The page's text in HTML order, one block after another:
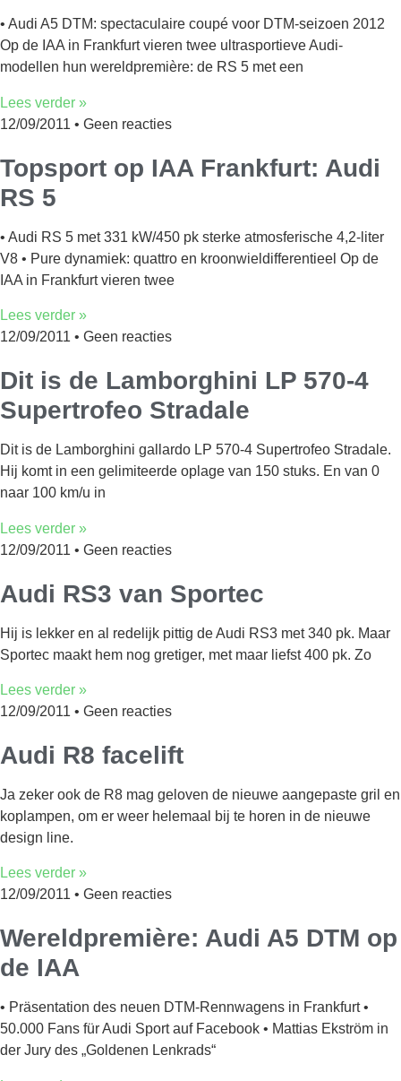
• Audi A5 DTM: spectaculaire coupé voor DTM-seizoen 2012
Op de IAA in Frankfurt vieren twee ultrasportieve Audi-
modellen hun wereldpremière: de RS 5 met een
Lees verder »
12/09/2011
Geen reacties
Topsport op IAA Frankfurt: Audi
RS 5
• Audi RS 5 met 331 kW/450 pk sterke atmosferische 4,2-liter
V8 • Pure dynamiek: quattro en kroonwieldifferentieel Op de
IAA in Frankfurt vieren twee
Lees verder »
12/09/2011
Geen reacties
Dit is de Lamborghini LP 570-4
Supertrofeo Stradale
Dit is de Lamborghini gallardo LP 570-4 Supertrofeo Stradale.
Hij komt in een gelimiteerde oplage van 150 stuks. En van 0
naar 100 km/u in
Lees verder »
12/09/2011
Geen reacties
Audi RS3 van Sportec
Hij is lekker en al redelijk pittig de Audi RS3 met 340 pk. Maar
Sportec maakt hem nog gretiger, met maar liefst 400 pk. Zo
Lees verder »
12/09/2011
Geen reacties
Audi R8 facelift
Ja zeker ook de R8 mag geloven de nieuwe aangepaste gril en
koplampen, om er weer helemaal bij te horen in de nieuwe
design line.
Lees verder »
12/09/2011
Geen reacties
Wereldpremière: Audi A5 DTM op
de IAA
• Präsentation des neuen DTM-Rennwagens in Frankfurt •
50.000 Fans für Audi Sport auf Facebook • Mattias Ekström in
der Jury des „Goldenen Lenkrads“